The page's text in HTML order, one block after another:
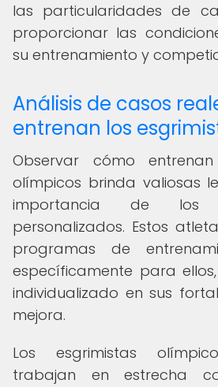
las particularidades de
proporcionar las
su entrenamiento y
Análisis de casos
entrenan los
Observar cómo
olímpicos brinda valiosas
importancia de los
personalizados. Estos
programas de
específicamente para
individualizado en sus
mejora.
Los esgrimistas
trabajan en estrecha